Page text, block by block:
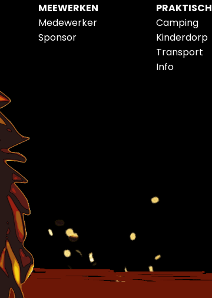
MEEWERKEN
Medewerker
Sponsor
PRAKTISCH
Camping
Kinderdorp
Transport
Info